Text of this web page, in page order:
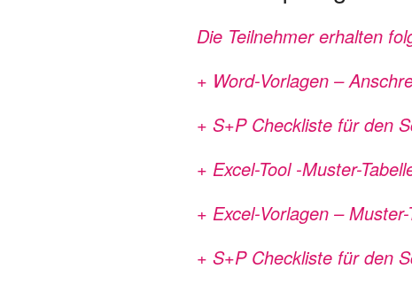
Die Teilnehmer erhalten
+ Word-Vorlagen –
+ S+P Checkliste für den
+ Excel-Tool -Muster-
+ Excel-Vorlagen –
+ S+P Checkliste für den